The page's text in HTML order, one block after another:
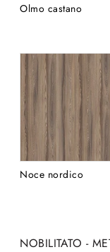
Olmo castano
Noce nordico
NOBILITATO -